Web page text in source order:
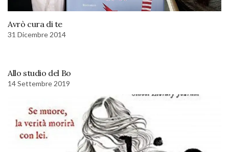
Avrò cura di te
31 Dicembre 2014
Allo studio del Bo
14 Settembre 2019